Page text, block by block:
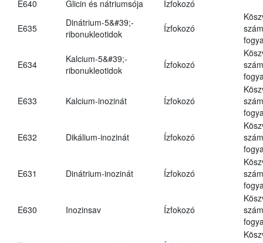
E640
Glicin és nátriumsója Ízfokozó
E635
Dinátrium-5&#39;-
ribonukleotidok
Ízfokozó
E634
Kalcium-5&#39;-
ribonukleotidok
Ízfokozó
E633 Kalcium-inozinát Ízfokozó
E632 Dikálium-inozinát Ízfokozó
E631 Dinátrium-inozinát Ízfokozó
E630 Inozinsav Ízfokozó